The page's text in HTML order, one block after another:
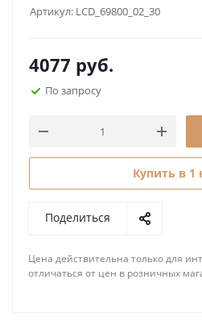
Артикул: LCD_69800_02_30
4077 руб.
По запросу
Купить в 1
Поделиться
Цена действительна только для
отличаться от цен в розничных